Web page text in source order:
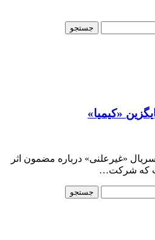
«کیمیا»
«غیرعلنی» درباره مضمون اثر
که شرکت…